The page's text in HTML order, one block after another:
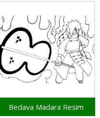
Bedava Madara Resim